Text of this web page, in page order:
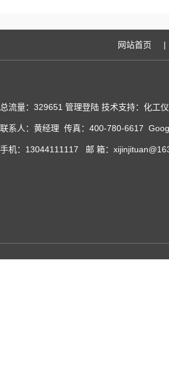
网站首页 |
总流量：329651 管理登陆 技术支持：化工
联系人：黄经理 传真：400-780-6617
手机：13044111117 邮 箱：